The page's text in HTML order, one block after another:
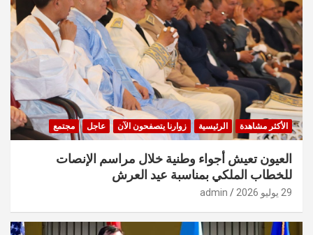
الأكثر مشاهدة الرئيسية زوارنا يتصفحون الآن عاجل مجتمع
العيون تعيش أجواء وطنية خلال مراسم الإنصات
للخطاب الملكي بمناسبة عيد العرش
29 يوليو 2026 admin